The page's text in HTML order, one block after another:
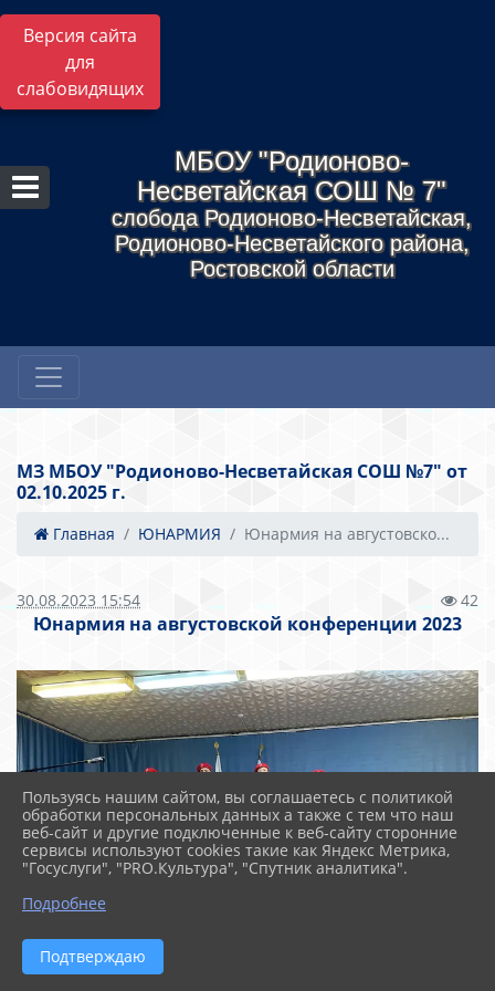
Версия сайта
для
слабовидящих
МБОУ "Родионово-
Несветайская СОШ № 7"
слобода Родионово-Несветайская,
Родионово-Несветайского района,
Ростовской области
МЗ МБОУ "Родионово-Несветайская СОШ №7" от
02.10.2025 г.
Главная ЮНАРМИЯ Юнармия на августовско...
30.08.2023 15:54 42
Юнармия на августовской конференции 2023
Пользуясь нашим сайтом, вы соглашаетесь с политикой
обработки персональных данных а также с тем что наш
веб-сайт и другие подключенные к веб-сайту сторонние
сервисы используют cookies такие как Яндекс Метрика,
"Госуслуги", "PRO.Культура", "Спутник аналитика".
Подробнее
Подтверждаю